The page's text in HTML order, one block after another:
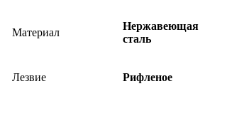
Материал
Нержавеющая
сталь
Лезвие Рифленое